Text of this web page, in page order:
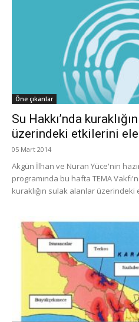
Öne çıkanlar
Su Hakkı’nda
üzerindeki etkilerini ele
05 Mart 2014
Akgün İlhan ve Nuran Yüce'nin
programında bu hafta TEMA
kuraklığın sulak alanlar üzerindeki